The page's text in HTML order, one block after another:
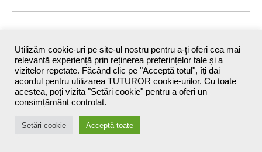
9 IUNIE 2024 AT 22:44
O vestă neagră, o fustă plisată şi o ţinută
casual - Maxine Over 50
Utilizăm cookie-uri pe site-ul nostru pentru a-ţi oferi cea mai
relevantă experiență prin reținerea preferințelor tale și a
vizitelor repetate. Făcând clic pe "Acceptă totul", îți dai
acordul pentru utilizarea TUTUROR cookie-urilor. Cu toate
acestea, poți vizita "Setări cookie" pentru a oferi un
consimțământ controlat.
Setări cookie Acceptă toate